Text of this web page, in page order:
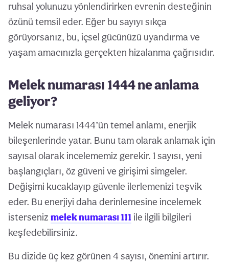
ruhsal yolunuzu yönlendirirken evrenin desteğinin
özünü temsil eder. Eğer bu sayıyı sıkça
görüyorsanız, bu, içsel gücünüzü uyandırma ve
yaşam amacınızla gerçekten hizalanma çağrısıdır.
Melek numarası 1444 ne anlama
geliyor?
Melek numarası 1444’ün temel anlamı, enerjik
bileşenlerinde yatar. Bunu tam olarak anlamak için
sayısal olarak incelememiz gerekir. 1 sayısı, yeni
başlangıçları, öz güveni ve girişimi simgeler.
Değişimi kucaklayıp güvenle ilerlemenizi teşvik
eder. Bu enerjiyi daha derinlemesine incelemek
isterseniz melek numarası 111 ile ilgili bilgileri
keşfedebilirsiniz.
Bu dizide üç kez görünen 4 sayısı, önemini artırır.